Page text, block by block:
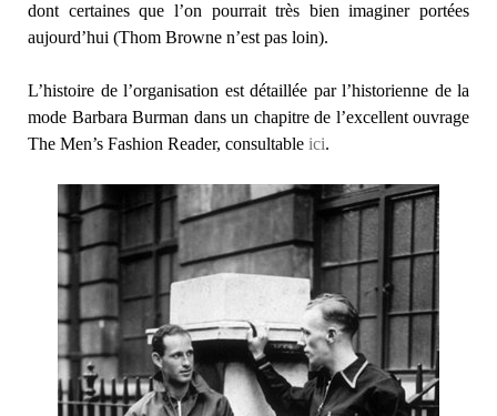
dont certaines que l’on pourrait très bien imaginer portées
aujourd’hui (Thom Browne n’est pas loin).
L’histoire de l’organisation est détaillée par l’historienne de la
mode Barbara Burman dans un chapitre de l’excellent ouvrage
The Men’s Fashion Reader, consultable ici.